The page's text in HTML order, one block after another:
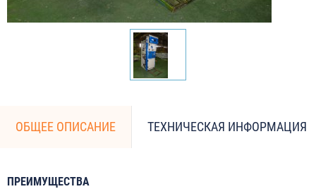
ОБЩЕЕ ОПИСАНИЕ ТЕХНИЧЕСКАЯ ИНФОРМАЦИЯ
ПРЕИМУЩЕСТВА